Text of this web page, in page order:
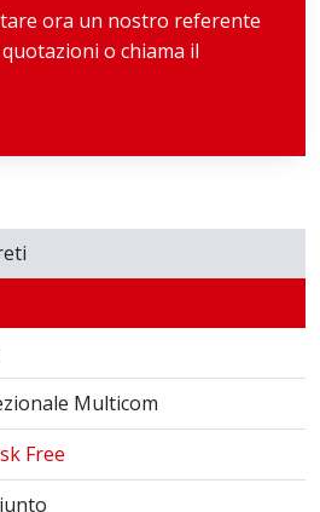
è disponibile anche
ora un nostro referente
o chiama il